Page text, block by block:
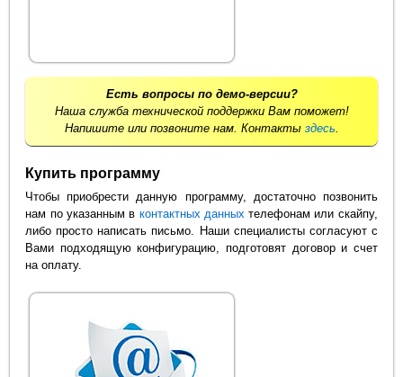
Есть вопросы по демо-версии?
Наша служба технической поддержки Вам поможет!
Напишите или позвоните нам. Контакты здесь.
Купить программу
Чтобы приобрести данную программу, достаточно позвонить
нам по указанным в контактных данныхтелефонам или скайпу,
либо просто написать письмо. Наши специалисты согласуют с
Вами подходящую конфигурацию, подготовят договор и счет
на оплату.